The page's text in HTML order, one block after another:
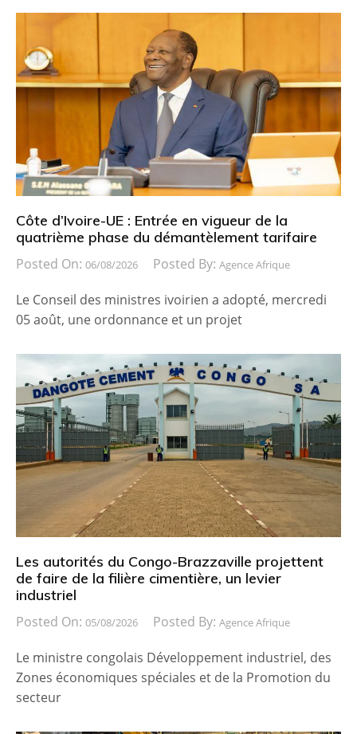
Côte d’Ivoire-UE : Entrée en vigueur de la
quatrième phase du démantèlement tarifaire
Posted On: 06/08/2026 Posted By: Agence Afrique
Le Conseil des ministres ivoirien a adopté, mercredi
05 août, une ordonnance et un projet
Les autorités du Congo-Brazzaville projettent
de faire de la filière cimentière, un levier
industriel
Posted On: 05/08/2026 Posted By: Agence Afrique
Le ministre congolais Développement industriel, des
Zones économiques spéciales et de la Promotion du
secteur